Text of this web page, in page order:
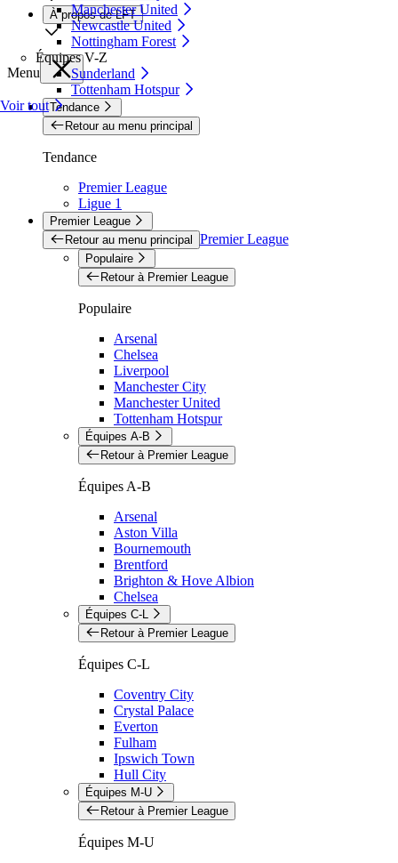
Manchester United
Newcastle United
Nottingham Forest
Équipes V-Z
Sunderland
Tottenham Hotspur
Voir tout
À propos de LFT
Menu
Tendance
Retour au menu principal
Tendance
Premier League
Ligue 1
Premier League
Retour au menu principal Premier League
Populaire
Retour à Premier League
Populaire
Arsenal
Chelsea
Liverpool
Manchester City
Manchester United
Tottenham Hotspur
Équipes A-B
Retour à Premier League
Équipes A-B
Arsenal
Aston Villa
Bournemouth
Brentford
Brighton & Hove Albion
Chelsea
Équipes C-L
Retour à Premier League
Équipes C-L
Coventry City
Crystal Palace
Everton
Fulham
Ipswich Town
Hull City
Équipes M-U
Retour à Premier League
Équipes M-U